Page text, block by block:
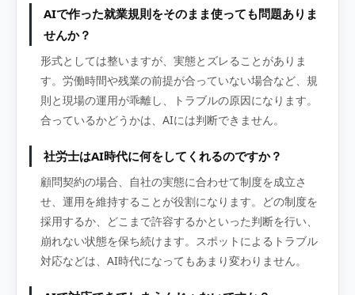
AIで作った就業規則をそのまま使っても問題ありま
せんか？
形式としては整いますが、実態とズレることがありま
す。労働時間や残業の前提が合っていない場合など、規
則と現場の運用が乖離し、トラブルの原因になります。
合っているかどうかは、AIには判断できません。
社労士はAI時代に何をしてくれるのですか？
顧問契約の場合、自社の実態に合わせて制度を成立さ
せ、運用を維持することが役割になります。どの制度を
採用するか、どこまで許容するかといった判断を行い、
崩れない状態を保ち続けます。スポットによるトラブル
対応などは、AI時代になってもあまり変わりません。